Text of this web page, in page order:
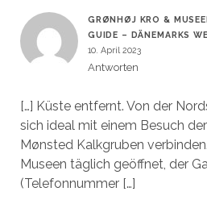
GRØNHØJ KRO &
GUIDE – DÄNEMARKS
10. April 2023
Antworten
[…] Küste entfernt. Von der
sich ideal mit einem Besuch
Mønsted Kalkgruben
Museen täglich geöffnet, der
(Telefonnummer […]